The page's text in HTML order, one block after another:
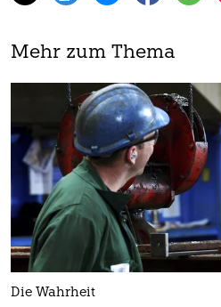
Mehr zum Thema
Die Wahrheit